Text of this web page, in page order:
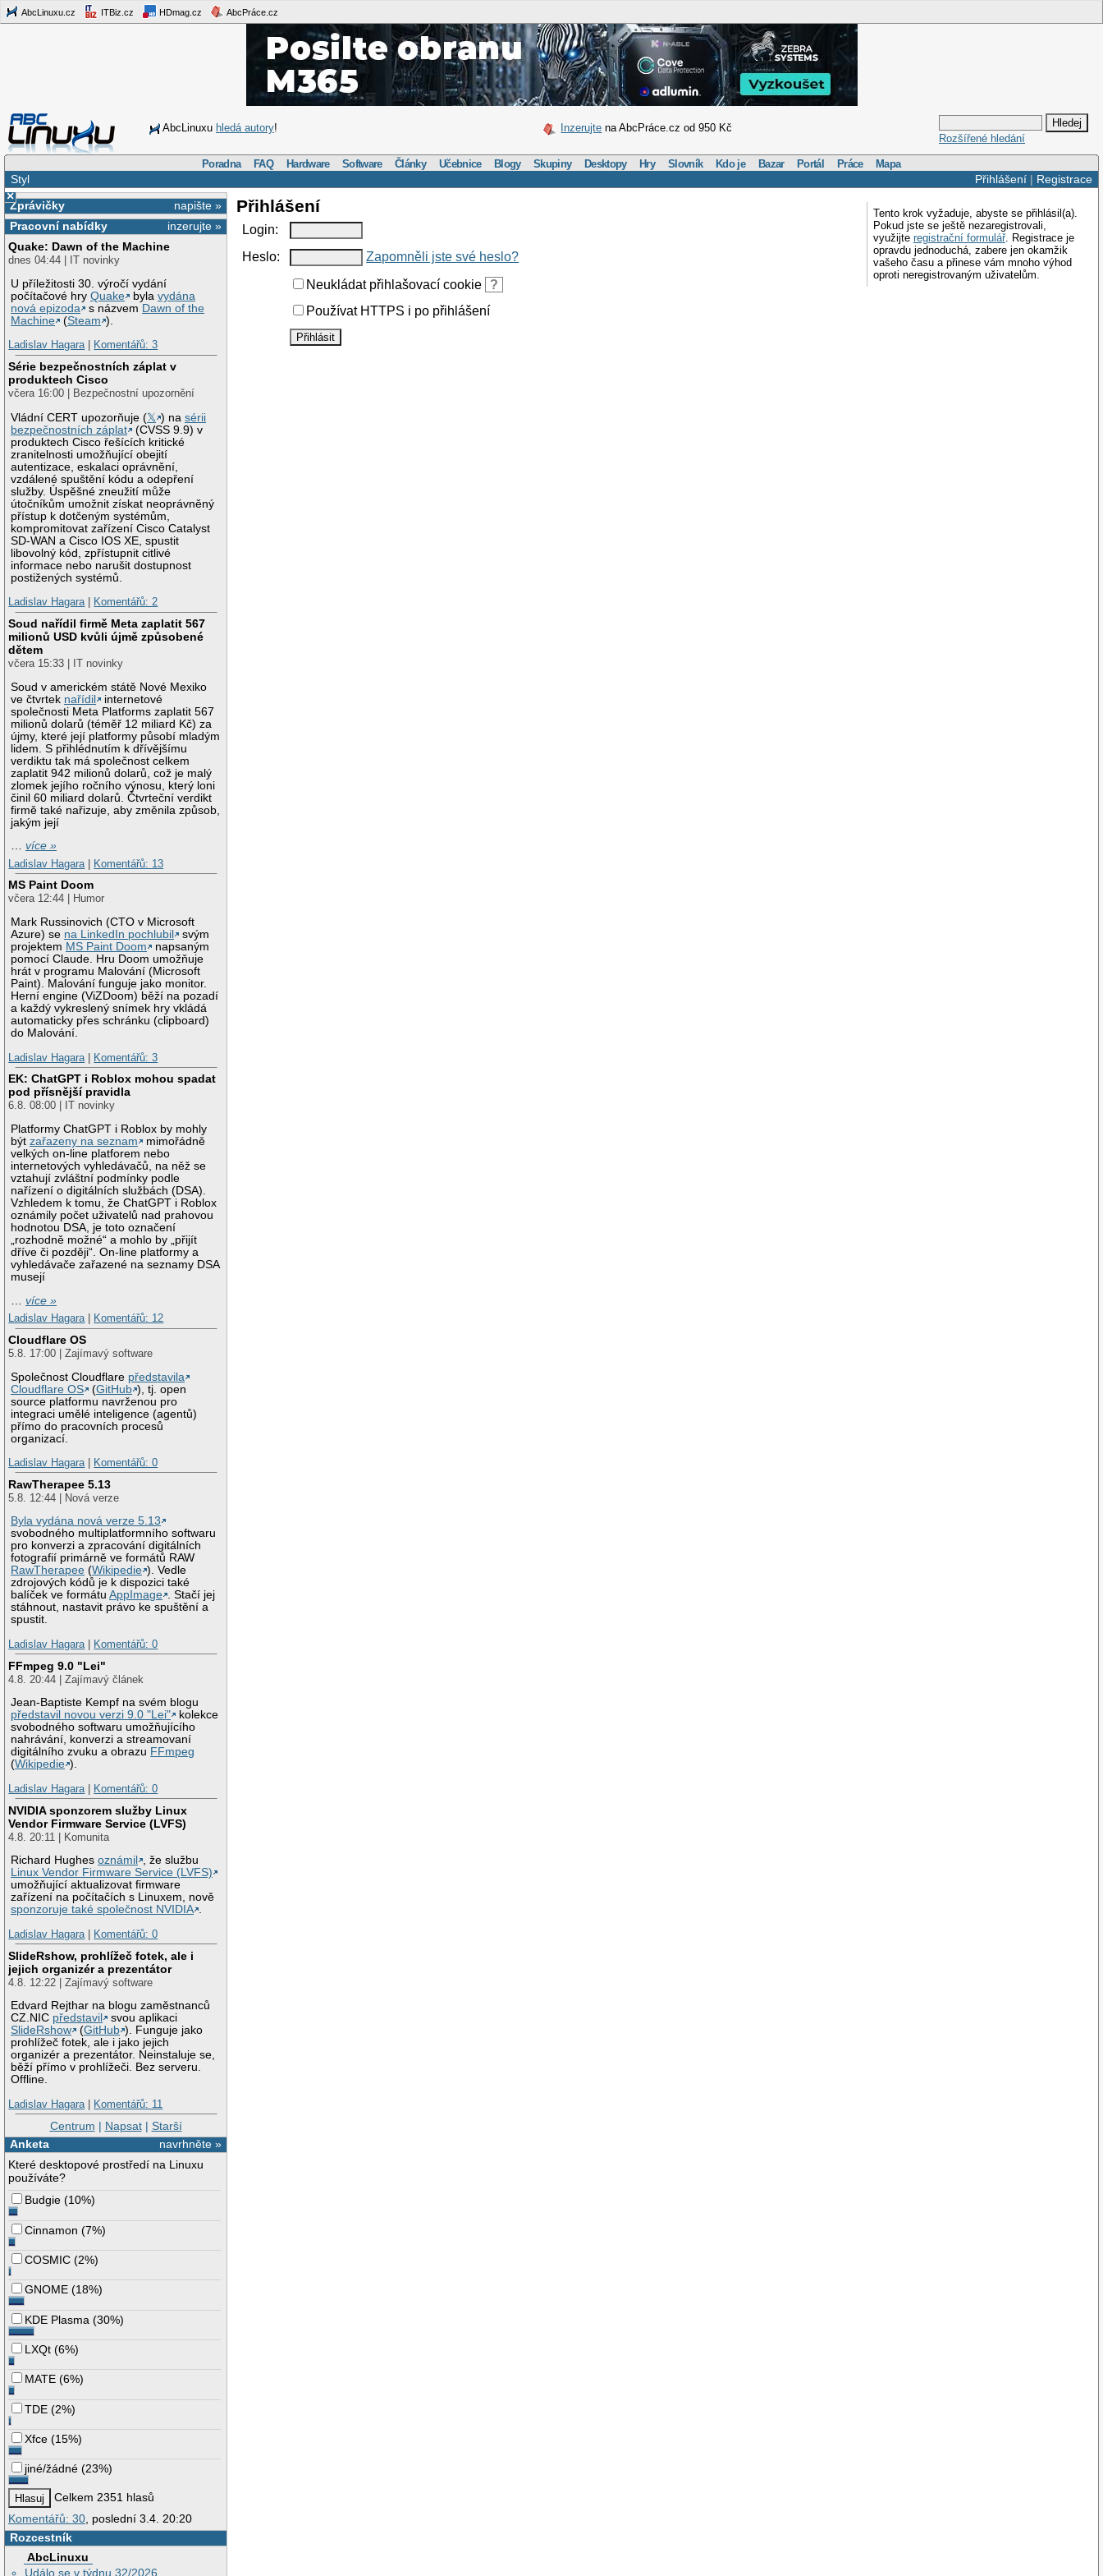
AbcLinuxu.cz ITBiz.cz HDmag.cz AbcPráce.cz
AbcLinuxu hledá autory! Inzerujte na AbcPráce.cz od 950 Kč
Rozšířené hledání
Poradna FAQ Hardware Software Články Učebnice Blogy Skupiny Desktopy Hry Slovník Kdo je Bazar Portál Práce Mapa
Přihlášení| Registrace
Styl
×
napište »
Zprávičky
inzerujte »
Pracovní nabídky
Quake: Dawn of the Machine
dnes 04:44 | IT novinky
U příležitosti 30. výročí vydání
počítačové hryQuake bylavydána
nová epizoda
s názvem Dawn of the
Machine
(Steam ).
Ladislav Hagara| Komentářů: 3
Série bezpečnostních záplat v
produktech Cisco
včera 16:00 | Bezpečnostní upozornění
Vládní CERT upozorňuje (𝕏 ) nasérii
bezpečnostních záplat
(CVSS 9.9) v
produktech Cisco řešících kritické
zranitelnosti umožňující obejití
autentizace, eskalaci oprávnění,
vzdálené spuštění kódu a odepření
služby. Úspěšné zneužití může
útočníkům umožnit získat neoprávněný
přístup k dotčeným systémům,
kompromitovat zařízení Cisco Catalyst
SD-WAN a Cisco IOS XE, spustit
libovolný kód, zpřístupnit citlivé
informace nebo narušit dostupnost
postižených systémů.
Ladislav Hagara| Komentářů: 2
Soud nařídil firmě Meta zaplatit 567
milionů USD kvůli újmě způsobené
dětem
včera 15:33 | IT novinky
Soud v americkém státě Nové Mexiko
ve čtvrtek nařídil
internetové
společnosti Meta Platforms zaplatit 567
milionů dolarů (téměř 12 miliard Kč) za
újmy, které její platformy působí mladým
lidem. S přihlédnutím k dřívějšímu
verdiktu tak má společnost celkem
zaplatit 942 milionů dolarů, což je malý
zlomek jejího ročního výnosu, který loni
činil 60 miliard dolarů. Čtvrteční verdikt
firmě také nařizuje, aby změnila způsob,
jakým její
…více »
Ladislav Hagara
Komentářů: 13
MS Paint Doom
včera 12:44 | Humor
Mark Russinovich (CTO v Microsoft
Azure) se na LinkedIn pochlubil
svým
projektem MS Paint Doom
napsaným
pomocí Claude. Hru Doom umožňuje
hrát v programu Malování (Microsoft
Paint). Malování funguje jako monitor.
Herní engine (ViZDoom) běží na pozadí
a každý vykreslený snímek hry vkládá
automaticky přes schránku (clipboard)
do Malování.
Ladislav Hagara
Komentářů: 3
EK: ChatGPT i Roblox mohou spadat
pod přísnější pravidla
6.8. 08:00 | IT novinky
Platformy ChatGPT i Roblox by mohly
býtzařazeny na seznam
mimořádně
velkých on-line platforem nebo
internetových vyhledávačů, na něž se
vztahují zvláštní podmínky podle
nařízení o digitálních službách (DSA).
Vzhledem k tomu, že ChatGPT i Roblox
oznámily počet uživatelů nad prahovou
hodnotou DSA, je toto označení
„rozhodně možné“ a mohlo by „přijít
dříve či později“. On-line platformy a
vyhledávače zařazené na seznamy DSA
musejí
…více »
Ladislav Hagara| Komentářů: 12
Cloudflare OS
5.8. 17:00 | Zajímavý software
Společnost Cloudflare představila
Cloudflare OS
(GitHub ), tj. open
source platformu navrženou pro
integraci umělé inteligence (agentů)
přímo do pracovních procesů
organizací.
Ladislav Hagara| Komentářů: 0
RawTherapee 5.13
5.8. 12:44 | Nová verze
Byla vydána nová verze 5.13
svobodného multiplatformního softwaru
pro konverzi a zpracování digitálních
fotografií primárně ve formátů RAW
RawTherapee (Wikipedie ). Vedle
zdrojových kódů je k dispozici také
balíček ve formátuAppImage . Stačí jej
stáhnout, nastavit právo ke spuštění a
spustit.
Ladislav Hagara| Komentářů: 0
FFmpeg 9.0 "Lei"
4.8. 20:44 | Zajímavý článek
Jean-Baptiste Kempf na svém blogu
představil novou verzi 9.0 "Lei"
kolekce
svobodného softwaru umožňujícího
nahrávání, konverzi a streamovaní
digitálního zvuku a obrazu FFmpeg
(Wikipedie ).
Ladislav Hagara| Komentářů: 0
NVIDIA sponzorem služby Linux
Vendor Firmware Service (LVFS)
4.8. 20:11 | Komunita
Richard Hughesoznámil
, že službu
Linux Vendor Firmware Service (LVFS)
umožňující aktualizovat firmware
zařízení na počítačích s Linuxem, nově
sponzoruje také společnost NVIDIA .
Ladislav Hagara| Komentářů: 0
SlideRshow, prohlížeč fotek, ale i
jejich organizér a prezentátor
4.8. 12:22 | Zajímavý software
Edvard Rejthar na blogu zaměstnanců
CZ.NIC představil
svou aplikaci
SlideRshow
(GitHub ). Funguje jako
prohlížeč fotek, ale i jako jejich
organizér a prezentátor. Neinstaluje se,
běží přímo v prohlížeči. Bez serveru.
Offline.
Ladislav Hagara| Komentářů: 11
Centrum | Napsat| Starší
navrhněte »
Anketa
Které desktopové prostředí na Linuxu
používáte?
Budgie (10%)
Cinnamon (7%)
COSMIC (2%)
GNOME (18%)
KDE Plasma (30%)
LXQt (6%)
MATE (6%)
TDE (2%)
Xfce (15%)
jiné/žádné (23%)
Celkem 2351 hlasů
Komentářů: 30 , poslední 3.4. 20:20
Rozcestník
AbcLinuxu
Událo se v týdnu 32/2026
Tento krok vyžaduje, abyste se přihlásil(a).
Pokud jste se ještě nezaregistrovali,
využijte registrační formulář. Registrace je
opravdu jednoduchá, zabere jen okamžik
vašeho času a přinese vám mnoho výhod
oproti neregistrovaným uživatelům.
Přihlášení
Login:
Heslo:
Zapomněli jste své heslo?
Neukládat přihlašovací cookie
?
Používat HTTPS i po přihlášení